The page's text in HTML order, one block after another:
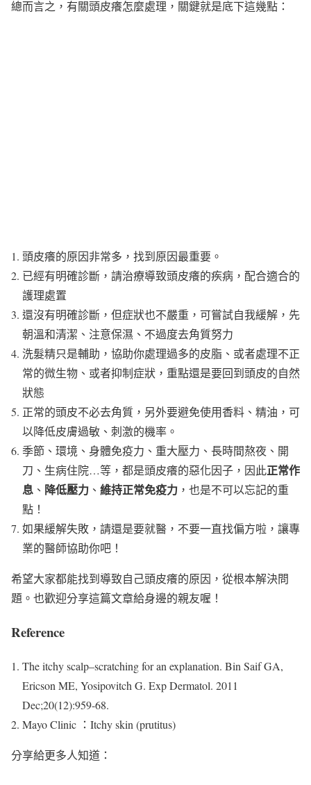
總而言之，有關頭皮癢怎麼處理，關鍵就是底下這幾點：
頭皮癢的原因非常多，找到原因最重要。
已經有明確診斷，請治療導致頭皮癢的疾病，配合適合的
護理處置
還沒有明確診斷，但症狀也不嚴重，可嘗試自我緩解，先
朝溫和清潔、注意保濕、不過度去角質努力
洗髮精只是輔助，協助你處理過多的皮脂、或者處理不正
常的微生物、或者抑制症狀，重點還是要回到頭皮的自然
狀態
正常的頭皮不必去角質，另外要避免使用香料、精油，可
以降低皮膚過敏、刺激的機率。
季節、環境、身體免疫力、重大壓力、長時間熬夜、開
刀、生病住院…等，都是頭皮癢的惡化因子，因此正常作
息 、 降低壓力 、 維持正常免疫力 ，也是不可以忘記的重
點！
如果緩解失敗，請還是要就醫，不要一直找偏方啦，讓專
業的醫師協助你吧！
希望大家都能找到導致自己頭皮癢的原因，從根本解決問
題。也歡迎分享這篇文章給身邊的親友喔！
Reference
The itchy scalp–scratching for an explanation. Bin Saif GA,
Ericson ME, Yosipovitch G. Exp Dermatol. 2011
Dec;20(12):959-68.
Mayo Clinic ：Itchy skin (prutitus)
分享給更多人知道：